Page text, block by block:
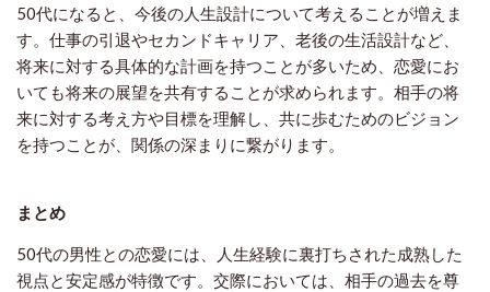
50代になると、今後の人生設計について考えることが増えま
す。仕事の引退やセカンドキャリア、老後の生活設計など、
将来に対する具体的な計画を持つことが多いため、恋愛にお
いても将来の展望を共有することが求められます。相手の将
来に対する考え方や目標を理解し、共に歩むためのビジョン
を持つことが、関係の深まりに繋がります。
まとめ
50代の男性との恋愛には、人生経験に裏打ちされた成熟した
視点と安定感が特徴です。交際においては、相手の過去を尊